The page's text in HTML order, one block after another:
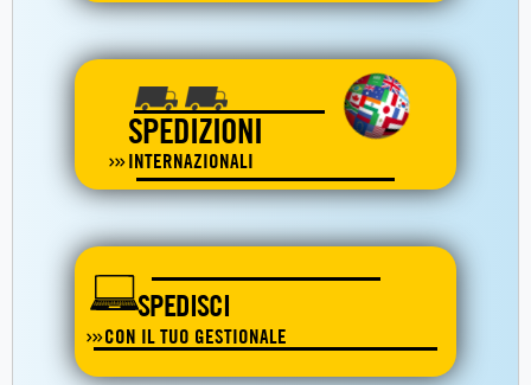
SPEDIZIONI
INTERNAZIONALI
SPEDISCI
CON IL TUO GESTIONALE